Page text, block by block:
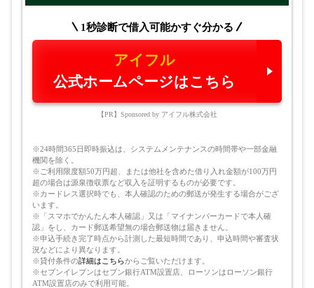
1秒診断で借入可能かすぐ分かる
アイフル
公式ホームページはこちら
【PR】Sponsored by アイフル株式会社
※24時間365日即時振込は、システムメンテナンスの時間帯や一部金融
機関を除く。
※ご利用限度額50万円超、または他社を含めた借り入れ金額が100万円
超の場合は源泉徴収票など収入を証明するものが必要です。
※カードレス選択時でも、本人確認のための郵送が発生する場合がござ
います。
※「スマホでかんたん本人確認」又は「マイナンバーカードで本人確
認」をし、カード郵送希望無の場合郵送物は届きません。
※申込手続き完了時点から計測した最短時間であり、申込時間や審査状
況などにより異なります。
※貸付条件の詳細はこちらからご覧いただけます。
※セブンイレブンはセブン銀行ATM設置店、ローソンはローソン銀行
ATM設置店のみで利用可能。